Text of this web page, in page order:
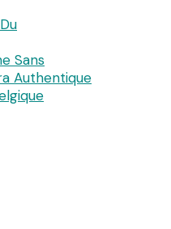
Sans
Authentique